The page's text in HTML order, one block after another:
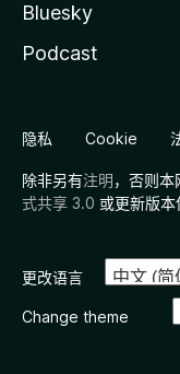
Bluesky
Podcast
隐私 Cookie
除非另有注明，否则
式共享 3.0 或更新版本
更改语言
Change theme